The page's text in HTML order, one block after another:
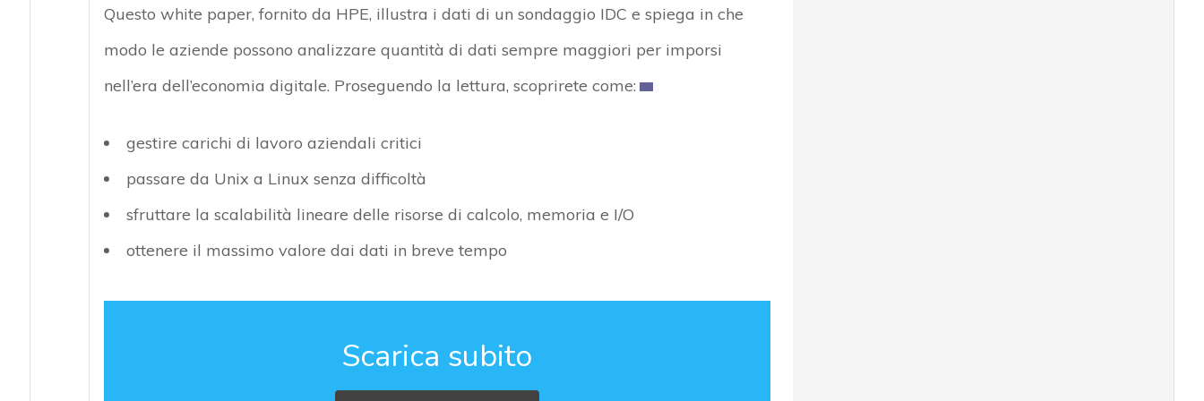
Questo white paper, fornito da HPE, illustra i dati di un sondaggio IDC e spiega in che
modo le aziende possono analizzare quantità di dati sempre maggiori per imporsi
nell’era dell’economia digitale. Proseguendo la lettura, scoprirete come:
gestire carichi di lavoro aziendali critici
passare da Unix a Linux senza difficoltà
sfruttare la scalabilità lineare delle risorse di calcolo, memoria e I/O
ottenere il massimo valore dai dati in breve tempo
Scarica subito